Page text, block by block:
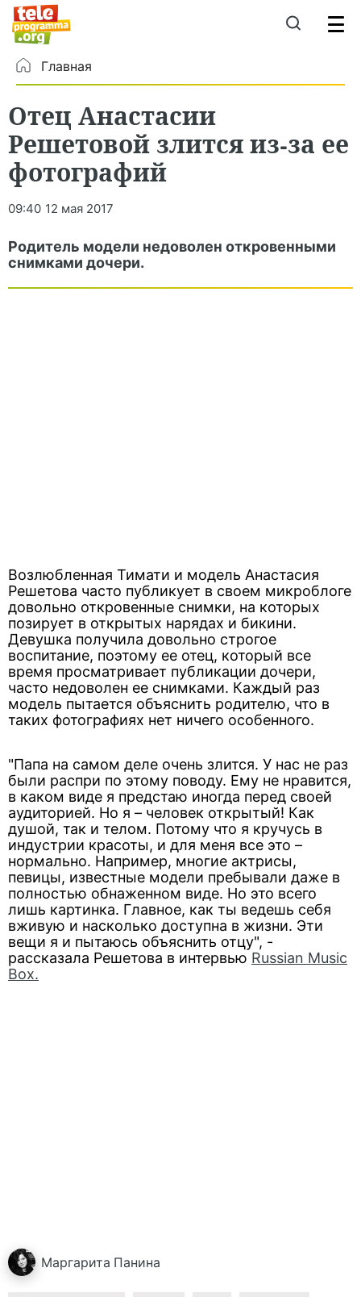
Главная
Отец Анастасии
Решетовой злится из-за ее
фотографий
09:40 12 мая 2017
Родитель модели недоволен откровенными
снимками дочери.
Возлюбленная Тимати и модель Анастасия
Решетова часто публикует в своем микроблоге
довольно откровенные снимки, на которых
позирует в открытых нарядах и бикини.
Девушка получила довольно строгое
воспитание, поэтому ее отец, который все
время просматривает публикации дочери,
часто недоволен ее снимками. Каждый раз
модель пытается объяснить родителю, что в
таких фотографиях нет ничего особенного.
"Папа на самом деле очень злится. У нас не раз
были распри по этому поводу. Ему не нравится,
в каком виде я предстаю иногда перед своей
аудиторией. Но я – человек открытый! Как
душой, так и телом. Потому что я кручусь в
индустрии красоты, и для меня все это –
нормально. Например, многие актрисы,
певицы, известные модели пребывали даже в
полностью обнаженном виде. Но это всего
лишь картинка. Главное, как ты ведешь себя
вживую и насколько доступна в жизни. Эти
вещи я и пытаюсь объяснить отцу", -
рассказала Решетова в интервью Russian Music
Box.
Маргарита Панина